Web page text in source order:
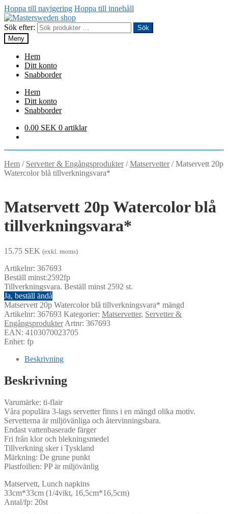
Hoppa till navigering Hoppa till innehåll
Sök efter:
Sök
Meny
Hem
Ditt konto
Snabborder
Hem
Ditt konto
Snabborder
0.00 SEK 0 artiklar
Hem / Servetter & Engångsprodukter/Matservetter/Matservett 20p
Watercolor blå tillverkningsvara*
Matservett 20p Watercolor blå
tillverkningsvara*
15.75 SEK (exkl. moms)
Artikelnr: 367693
Beställ minst:2592fp
Tillverkningsvara. Beställ minst 2592 st.
Ja, beställ ändå
Matservett 20p Watercolor blå tillverkningsvara* mängd
Artikelnr: 367693 Kategorier: Matservetter, Servetter &
EngångsprodukterArtnr: 367693
EAN: 4103070023705
Enhet: fp
Beskrivning
Beskrivning
Varumärke: ti-flair
Våra populära 3-lags servetter finns i en mängd olika motiv.
Servetterna är miljövänliga och återvinningsbara.
Endast vattenbaserade färger
Fri från klor och blekningsmedel
Tillverkning sker i Tyskland
Märkning: De grune punkt
Plastfoilien: PP är miljövänlig
Matservett, Lunch napkins
33cm*33cm (1/4vikt, 16,5cm*16,5cm)
Antal/fp: 20st